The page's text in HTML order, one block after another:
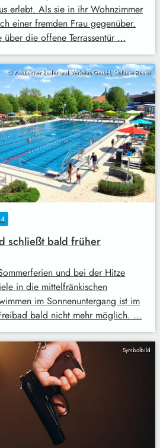
erlebt. Als sie in ihr Wohnzimmer
einer fremden Frau gegenüber.
die offene Terrassentür …
© Ansbacher Bäder und Verkehrs GmbH, Stefanie Remel
schließt bald früher
und bei der Hitze
in die mittelfränkischen
im Sonnenuntergang ist im
bald nicht mehr möglich. …
Symbolbild